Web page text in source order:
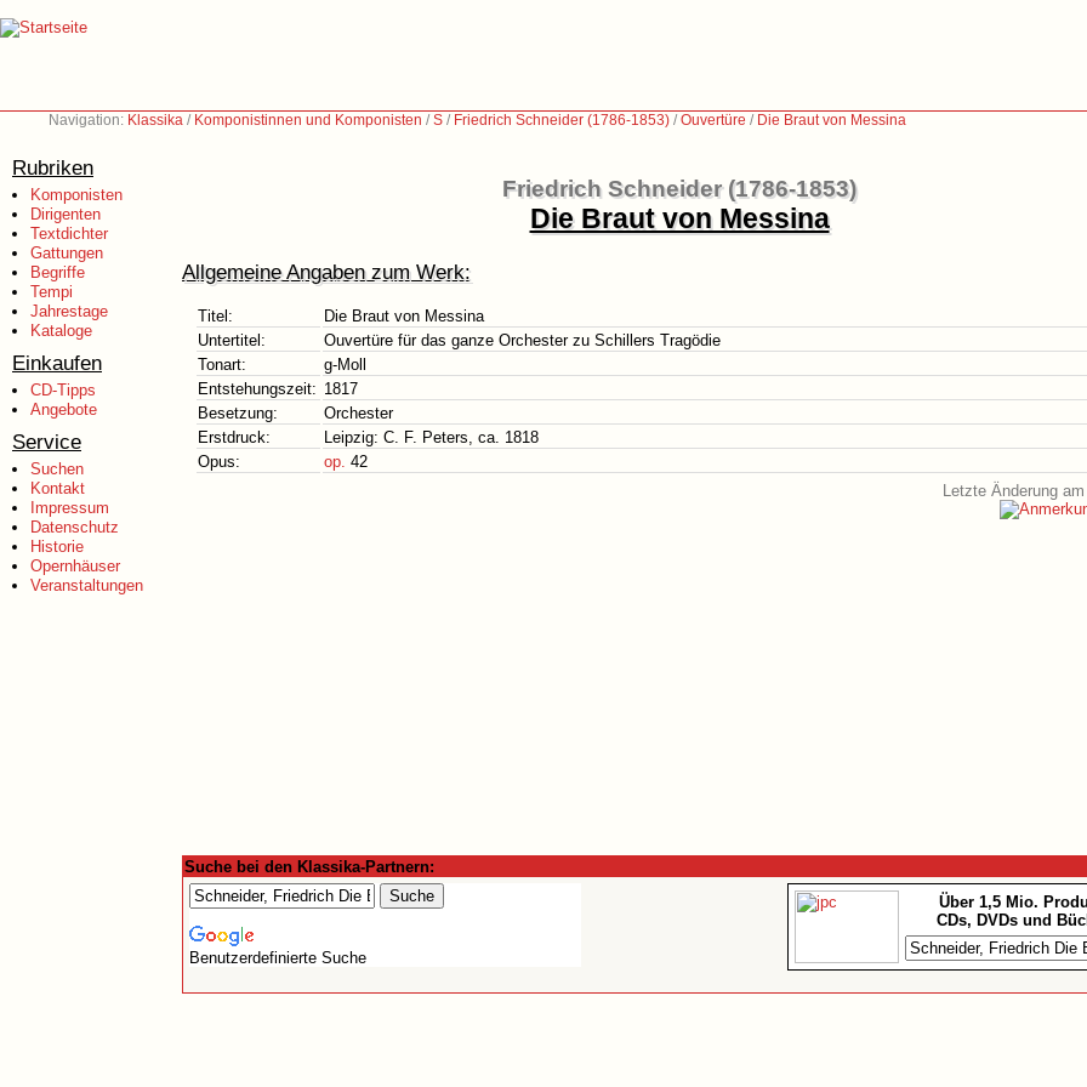
Navigation: Klassika / Komponistinnen und Komponisten /S / Friedrich Schneider (1786-1853) /Ouvertüre / Die Braut von Messina
Rubriken
Komponisten
Dirigenten
Textdichter
Gattungen
Begriffe
Tempi
Jahrestage
Kataloge
Einkaufen
CD-Tipps
Angebote
Service
Suchen
Kontakt
Impressum
Datenschutz
Historie
Opernhäuser
Veranstaltungen
Friedrich Schneider (1786-1853)
Die Braut von Messina
Allgemeine Angaben zum Werk:
Titel:
Die Braut von Messina
Untertitel:
Ouvertüre für das ganze Orchester zu Schillers Tragödie
Tonart:
g-Moll
Entstehungszeit: 1817
Besetzung:
Orchester
Erstdruck:
Leipzig: C. F. Peters, ca. 1818
Opus:
op. 42
Letzte Änderung
Suche bei den Klassika-Partnern:
Benutzerdefinierte Suche
Über 1,5 Mio.
CDs, DVDs und